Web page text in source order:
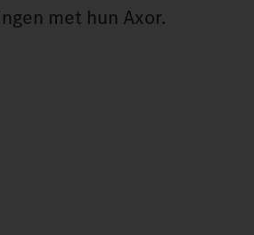
met hun Axor.